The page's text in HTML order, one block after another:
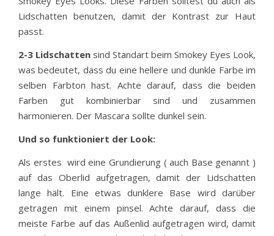
Lidschatten benutzen, damit der Kontrast zur Haut
passt.
2-3 Lidschatten sind Standart beim Smokey Eyes Look,
was bedeutet, dass du eine hellere und dunkle Farbe im
selben Farbton hast. Achte darauf, dass die beiden
Farben gut kombinierbar sind und zusammen
harmonieren. Der Mascara sollte dunkel sein.
Und so funktioniert der Look:
Als erstes wird eine Grundierung ( auch Base genannt )
auf das Oberlid aufgetragen, damit der Lidschatten
lange hält. Eine etwas dunklere Base wird darüber
getragen mit einem pinsel. Achte darauf, dass die
meiste Farbe auf das Außenlid aufgetragen wird, damit